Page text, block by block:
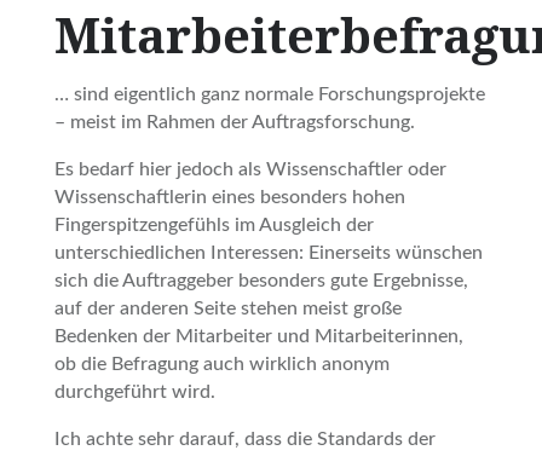
… sind eigentlich ganz normale Forschungsprojekte
– meist im Rahmen der Auftragsforschung.
Es bedarf hier jedoch als Wissenschaftler oder
Wissenschaftlerin eines besonders hohen
Fingerspitzengefühls im Ausgleich der
unterschiedlichen Interessen: Einerseits wünschen
sich die Auftraggeber besonders gute Ergebnisse,
auf der anderen Seite stehen meist große
Bedenken der Mitarbeiter und Mitarbeiterinnen,
ob die Befragung auch wirklich anonym
durchgeführt wird.
Ich achte sehr darauf, dass die Standards der